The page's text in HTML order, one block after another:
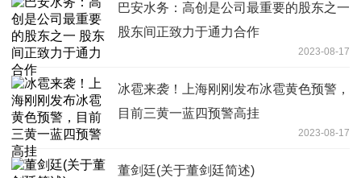
巴安水务：高创是公司最重要的股东之一
股东间正致力于通力合作
2023-08-17
冰雹来袭！上海刚刚发布冰雹黄色预警，
目前三黄一蓝四预警高挂
2023-08-17
董剑廷(关于董剑廷简述)